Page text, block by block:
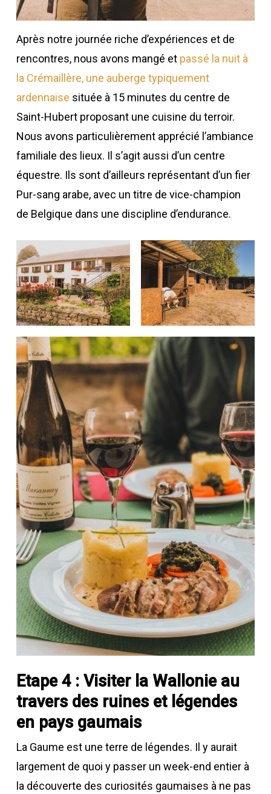
Après notre journée riche d’expériences et de
rencontres, nous avons mangé et passé la nuit à
la Crémaillère, une auberge typiquement
ardennaise située à 15 minutes du centre de
Saint-Hubert proposant une cuisine du terroir.
Nous avons particulièrement apprécié l’ambiance
familiale des lieux. Il s’agit aussi d’un centre
équestre. Ils sont d’ailleurs représentant d’un fier
Pur-sang arabe, avec un titre de vice-champion
de Belgique dans une discipline d’endurance.
Etape 4 : Visiter la Wallonie au
travers des ruines et légendes
en pays gaumais
La Gaume est une terre de légendes. Il y aurait
largement de quoi y passer un week-end entier à
la découverte des curiosités gaumaises à ne pas